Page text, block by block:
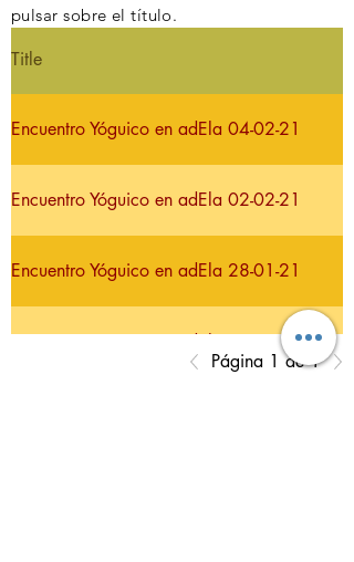
pulsar sobre el título.
Title
Encuentro Yóguico en adEla 04-02-21
Encuentro Yóguico en adEla 02-02-21
Encuentro Yóguico en adEla 28-01-21
Encuentro Yóguico en adEla 26-01-21
Página 1 de 1